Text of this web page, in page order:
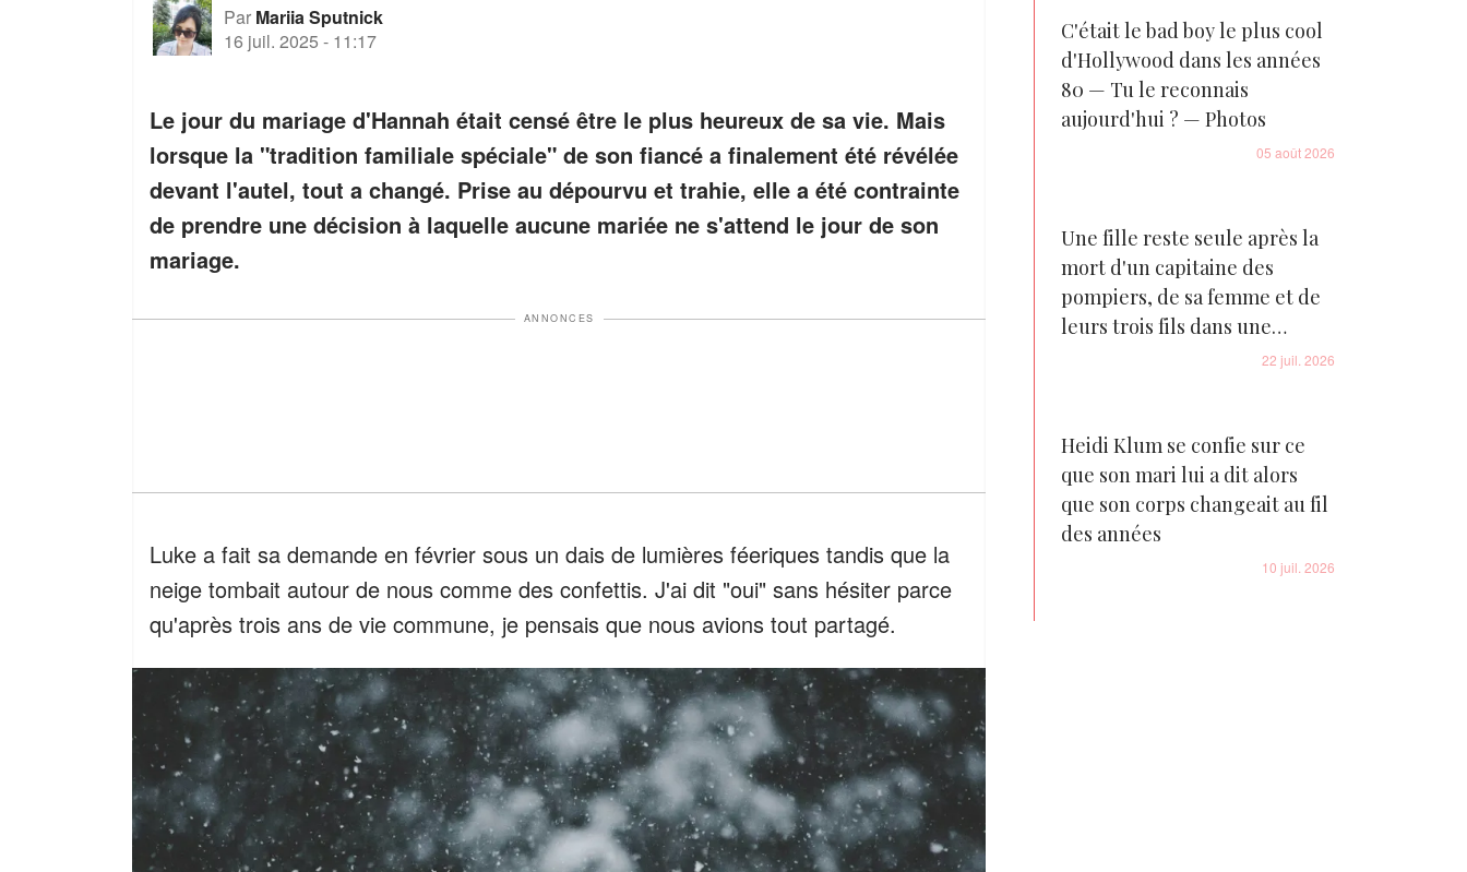
Par Mariia Sputnick
16 juil. 2025 - 11:17
Le jour du mariage d'Hannah était censé être le plus heureux de sa vie. Mais
lorsque la "tradition familiale spéciale" de son fiancé a finalement été révélée
devant l'autel, tout a changé. Prise au dépourvu et trahie, elle a été contrainte
de prendre une décision à laquelle aucune mariée ne s'attend le jour de son
mariage.
ANNONCES
Luke a fait sa demande en février sous un dais de lumières féeriques tandis que la
neige tombait autour de nous comme des confettis. J'ai dit "oui" sans hésiter parce
qu'après trois ans de vie commune, je pensais que nous avions tout partagé.
C'était le bad boy le plus cool
d'Hollywood dans les années
80 — Tu le reconnais
aujourd'hui ? — Photos
05 août 2026
Une fille reste seule après la
mort d'un capitaine des
pompiers, de sa femme et de
leurs trois fils dans une
tragédie familiale déchirante
22 juil. 2026
Heidi Klum se confie sur ce
que son mari lui a dit alors
que son corps changeait au fil
des années
10 juil. 2026